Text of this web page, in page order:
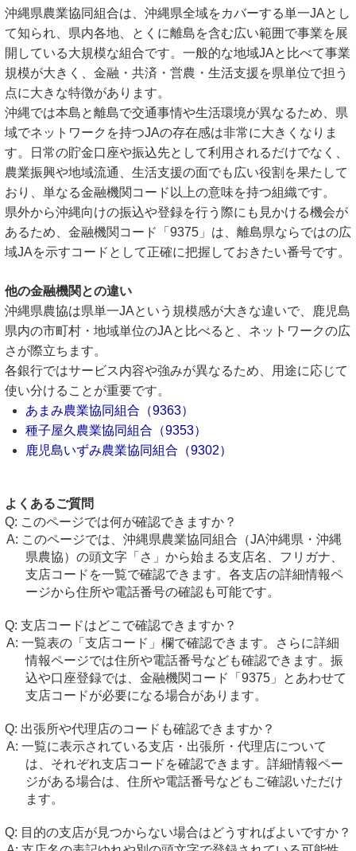
沖縄県農業協同組合は、沖縄県全域をカバーする単一JAとし
て知られ、県内各地、とくに離島を含む広い範囲で事業を展
開している大規模な組合です。一般的な地域JAと比べて事業
規模が大きく、金融・共済・営農・生活支援を県単位で担う
点に大きな特徴があります。
沖縄では本島と離島で交通事情や生活環境が異なるため、県
域でネットワークを持つJAの存在感は非常に大きくなりま
す。日常の貯金口座や振込先として利用されるだけでなく、
農業振興や地域流通、生活支援の面でも広い役割を果たして
おり、単なる金融機関コード以上の意味を持つ組織です。
県外から沖縄向けの振込や登録を行う際にも見かける機会が
あるため、金融機関コード「9375」は、離島県ならではの広
域JAを示すコードとして正確に把握しておきたい番号です。
他の金融機関との違い
沖縄県農協は県単一JAという規模感が大きな違いで、鹿児島
県内の市町村・地域単位のJAと比べると、ネットワークの広
さが際立ちます。
各銀行ではサービス内容や強みが異なるため、用途に応じて
使い分けることが重要です。
あまみ農業協同組合（9363）
種子屋久農業協同組合（9353）
鹿児島いずみ農業協同組合（9302）
よくあるご質問
このページでは何が確認できますか？
このページでは、沖縄県農業協同組合（JA沖縄県・沖縄
県農協）の頭文字「さ」から始まる支店名、フリガナ、
支店コードを一覧で確認できます。各支店の詳細情報ペ
ージから住所や電話番号の確認も可能です。
支店コードはどこで確認できますか？
一覧表の「支店コード」欄で確認できます。さらに詳細
情報ページでは住所や電話番号なども確認できます。振
込や口座登録では、金融機関コード「9375」とあわせて
支店コードが必要になる場合があります。
出張所や代理店のコードも確認できますか？
一覧に表示されている支店・出張所・代理店について
は、それぞれ支店コードを確認できます。詳細情報ペー
ジがある場合は、住所や電話番号などもご確認いただけ
ます。
目的の支店が見つからない場合はどうすればよいですか？